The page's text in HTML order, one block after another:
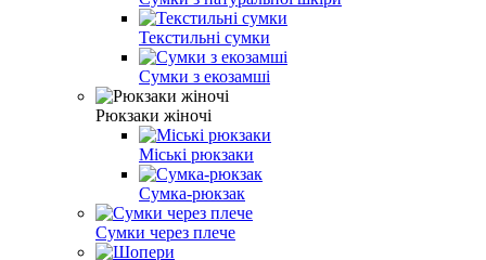
Текстильні сумки
Сумки з екозамші
Рюкзаки жіночі
Міські рюкзаки
Сумка-рюкзак
Сумки через плече